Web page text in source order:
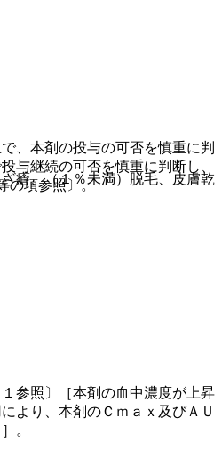
、本剤の投与の可否を慎重に判
与継続の可否を慎重に判断し、
の項参照〕。
参照〕［本剤の血中濃度が上昇
より、本剤のＣｍａｘ及びＡＵ
。
瘡、（１％未満）脱毛、皮膚乾